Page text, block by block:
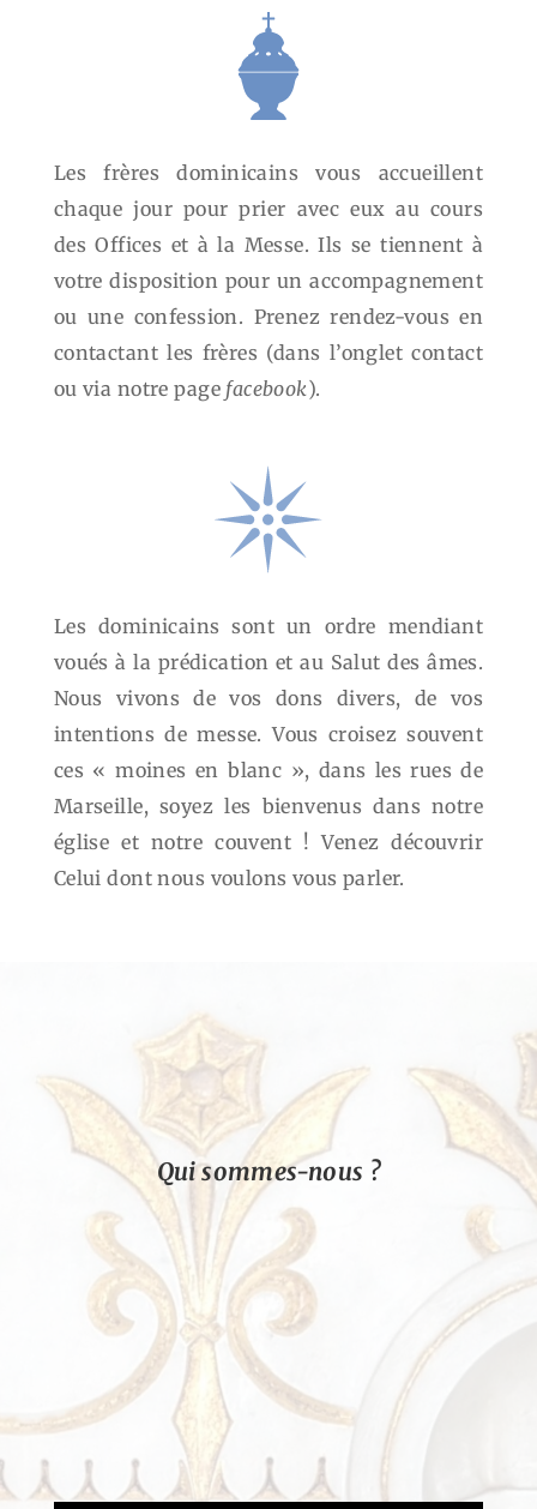
Les frères dominicains vous accueillent
chaque jour pour prier avec eux au cours
des Offices et à la Messe. Ils se tiennent à
votre disposition pour un accompagnement
ou une confession. Prenez rendez-vous en
contactant les frères (dans l’onglet contact
ou via notre page facebook).
Les dominicains sont un ordre mendiant
voués à la prédication et au Salut des âmes.
Nous vivons de vos dons divers, de vos
intentions de messe. Vous croisez souvent
ces « moines en blanc », dans les rues de
Marseille, soyez les bienvenus dans notre
église et notre couvent ! Venez découvrir
Celui dont nous voulons vous parler.
Qui sommes-nous ?